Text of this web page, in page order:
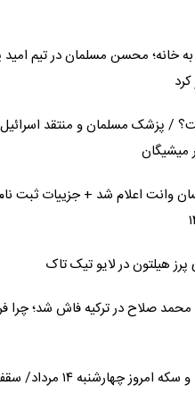
خانه؛ محسن مسلمان در تیم
/ پزشک مسلمان و منتقد
میشیگان
وانت اعلام شد + جزییات ثبت
هیلتون در لایو تیک تاک
محمد صلاح در ترکیه فاش شد؛ چرا
آخرین قیمت طلا و سکه